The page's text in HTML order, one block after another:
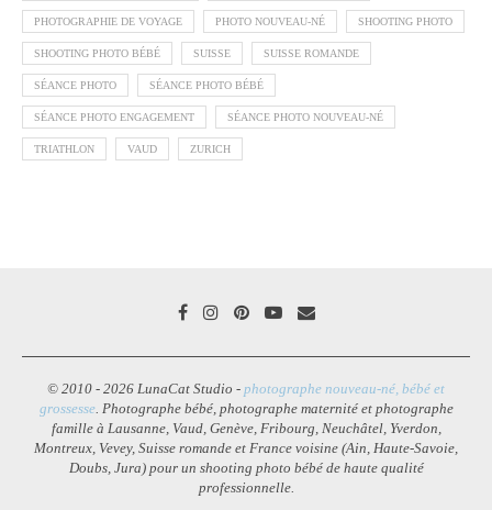
PHOTOGRAPHIE DE VOYAGE PHOTO NOUVEAU-NÉ SHOOTING PHOTO
SHOOTING PHOTO BÉBÉ SUISSE SUISSE ROMANDE
SÉANCE PHOTO SÉANCE PHOTO BÉBÉ
SÉANCE PHOTO ENGAGEMENT SÉANCE PHOTO NOUVEAU-NÉ
TRIATHLON VAUD ZURICH
© 2010 - 2026 LunaCat Studio - photographe nouveau-né, bébé et
grossesse. Photographe bébé, photographe maternité et photographe
famille à Lausanne, Vaud, Genève, Fribourg, Neuchâtel, Yverdon,
Montreux, Vevey, Suisse romande et France voisine (Ain, Haute-Savoie,
Doubs, Jura) pour un shooting photo bébé de haute qualité
professionnelle.